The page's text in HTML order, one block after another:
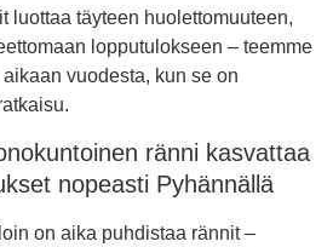
luottaa täyteen huolettomuuteen,
lopputulokseen – teemme
vuodesta, kun se on
ränni kasvattaa
nopeasti Pyhännällä
on aika puhdistaa rännit –